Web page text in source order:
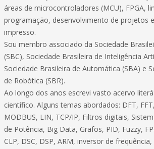
áreas de microcontroladores (MCU), FPGA,
programação, desenvolvimento de projetos
impresso.
Sou membro associado da Sociedade
(SBC), Sociedade Brasileira de Inteligência
Sociedade Brasileira de Automática (SBA) e
de Robótica (SBR).
Ao longo dos anos escrevi vasto acervo
científico. Alguns temas abordados: DFT,
MODBUS, LIN, TCP/IP, Filtros digitais,
de Potência, Big Data, Grafos, PID, Fuzzy,
CLP, DSC, DSP, ARM, inversor de